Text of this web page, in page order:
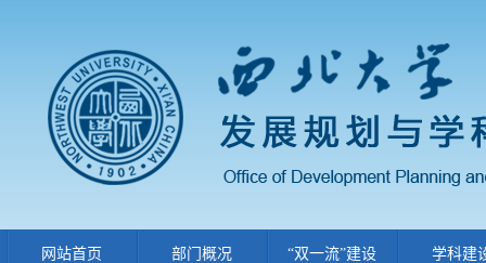
网站首页 部门概况 “双一流”建设 学科建